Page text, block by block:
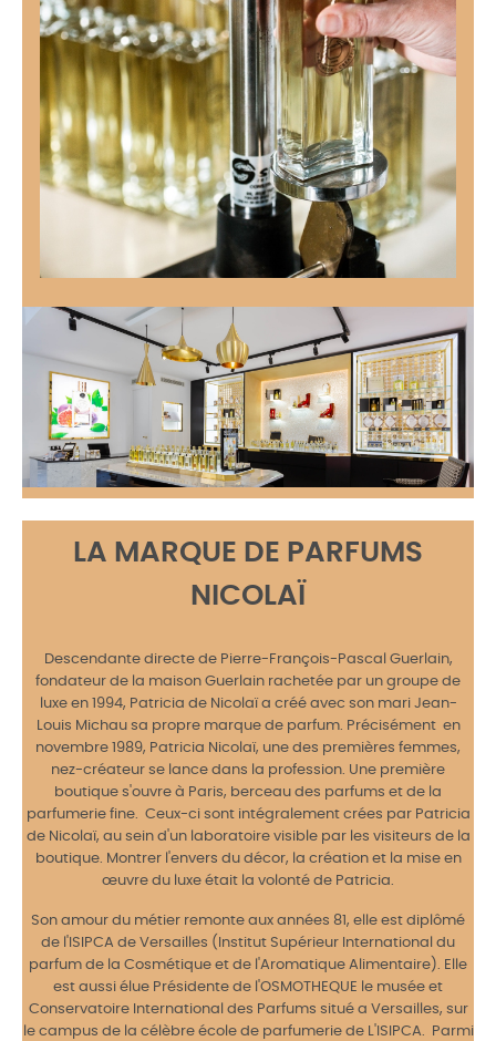
LA MARQUE DE PARFUMS
NICOLAÏ
Descendante directe de Pierre-François-Pascal Guerlain,
fondateur de la maison Guerlain rachetée par un groupe de
luxe en 1994, Patricia de Nicolaï a créé avec son mari Jean-
Louis Michau sa propre marque de parfum. Précisément en
novembre 1989, Patricia Nicolaï, une des premières femmes,
nez-créateur se lance dans la profession. Une première
boutique s'ouvre à Paris, berceau des parfums et de la
parfumerie fine. Ceux-ci sont intégralement crées par Patricia
de Nicolaï, au sein d'un laboratoire visible par les visiteurs de la
boutique. Montrer l'envers du décor, la création et la mise en
œuvre du luxe était la volonté de Patricia.
Son amour du métier remonte aux années 81, elle est diplômé
de l'ISIPCA de Versailles (Institut Supérieur International du
parfum de la Cosmétique et de l'Aromatique Alimentaire). Elle
est aussi élue Présidente de l'OSMOTHEQUE le musée et
Conservatoire International des Parfums situé a Versailles, sur
le campus de la célèbre école de parfumerie de L'ISIPCA. Parmi